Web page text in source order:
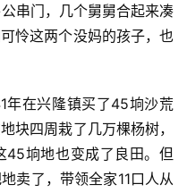
串门，几个舅舅合起来凑
怜这两个没妈的孩子，也
年在兴隆镇买了45垧沙荒
块四周栽了几万棵杨树，
45垧地也变成了良田。但
卖了，带领全家11口人从